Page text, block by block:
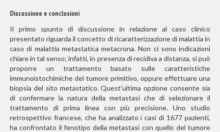
Discussione e conclusioni
Il primo spunto di discussione in relazione al caso clinico
presentato riguarda il concetto di ricaratterizzazione di malattia in
caso di malattia metastatica metacrona. Non ci sono indicazioni
chiare in tal senso; infatti, in presenza di recidiva a distanza, si può
proporre un trattamento basato sulle caratteristiche
immunoistochimiche del tumore primitivo, oppure effettuare una
biopsia del sito metastatico. Quest’ultima opzione consente sia
di confermare la natura della metastasi che di selezionare il
trattamento di prima linea con più precisione. Uno studio
retrospettivo francese, che ha analizzato i casi di 1677 pazienti,
ha confrontato il fenotipo della metastasi con quello del tumore